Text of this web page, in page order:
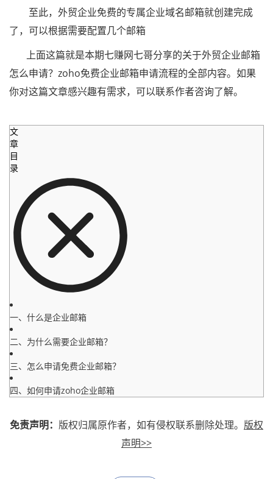
至此，外贸企业免费的专属企业域名邮箱就创建完成
了，可以根据需要配置几个邮箱
上面这篇就是本期七赚网七哥分享的关于外贸企业邮箱
怎么申请？zoho免费企业邮箱申请流程的全部内容。如果
你对这篇文章感兴趣有需求，可以联系作者咨询了解。
文
章
目
录
一、什么是企业邮箱
二、为什么需要企业邮箱？
三、怎么申请免费企业邮箱？
四、如何申请zoho企业邮箱
免责声明： 版权归属原作者，如有侵权联系删除处理。 版权
声明>>